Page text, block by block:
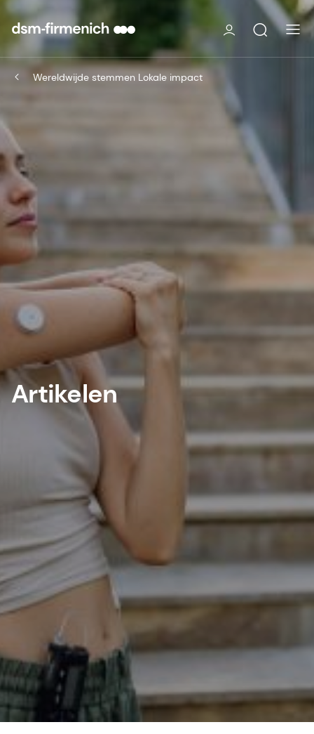
Wereldwijde stemmen Lokale impact
Artikelen